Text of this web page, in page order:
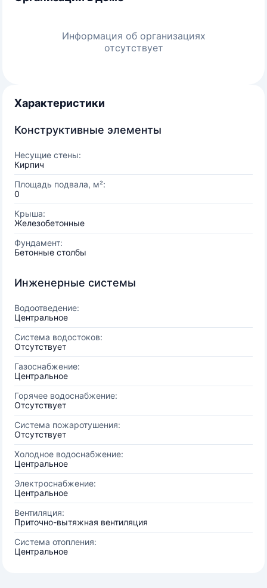
Информация об организациях
отсутствует
Характеристики
Конструктивные элементы
Несущие стены:
Кирпич
Площадь подвала, м²:
0
Крыша:
Железобетонные
Фундамент:
Бетонные столбы
Инженерные системы
Водоотведение:
Центральное
Система водостоков:
Отсутствует
Газоснабжение:
Центральное
Горячее водоснабжение:
Отсутствует
Система пожаротушения:
Отсутствует
Холодное водоснабжение:
Центральное
Электроснабжение:
Центральное
Вентиляция:
Приточно-вытяжная вентиляция
Система отопления:
Центральное